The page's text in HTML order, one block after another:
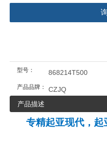
型号： 868214T500
产品品牌：
CZJQ
产品描述
专精起亚现代，起